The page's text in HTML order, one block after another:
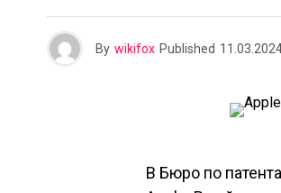
By wikifox Published
В Бюро по